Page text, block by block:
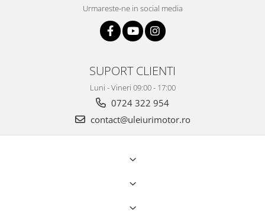
Urmareste-ne in social media
SUPORT CLIENTI
Luni - Vineri 09:00 - 17:00
0724 322 954
contact@uleiurimotor.ro